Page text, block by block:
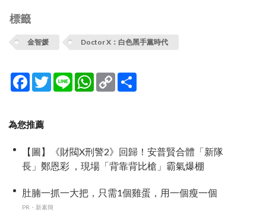
標籤
金智媛 Doctor X：白色黑手黨時代
Facebook
TwitterLine WhatsApp
Copy
Link
為您推薦
【圖】《財閥X刑警2》回歸！安普賢合體「新隊
長」鄭恩彩 ，現場「背靠背比槍」霸氣爆棚
肚腩一抓一大把，只需1個雞蛋，用一個瘦一個
PR・新素簡